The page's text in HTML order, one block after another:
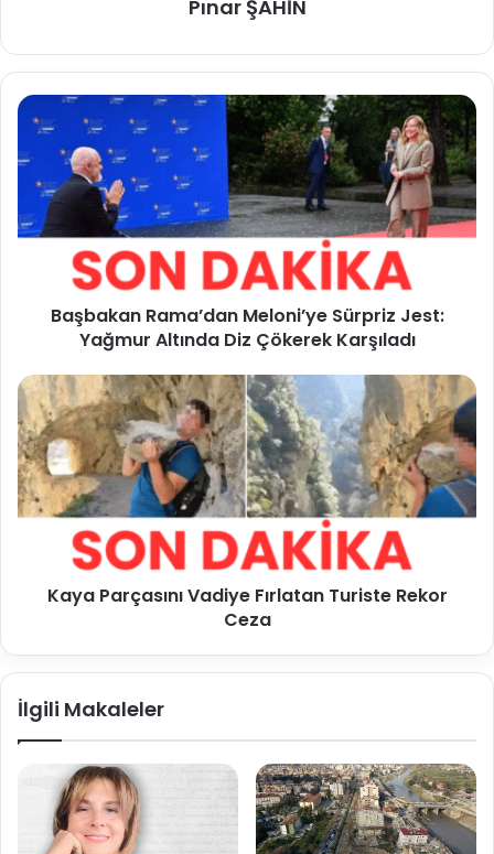
Pınar ŞAHİN
Başbakan Rama’dan Meloni’ye Sürpriz Jest:
Yağmur Altında Diz Çökerek Karşıladı
Kaya Parçasını Vadiye Fırlatan Turiste Rekor
Ceza
İlgili Makaleler